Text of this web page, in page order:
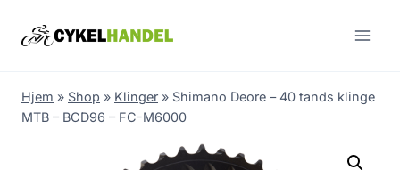
Hjem » Shop » Klinger » Shimano Deore – 40 tands klinge
MTB – BCD96 – FC-M6000